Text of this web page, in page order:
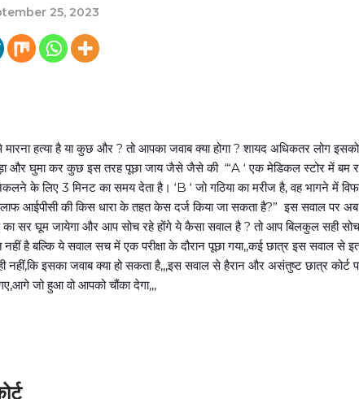
25, 2023
हत्या है या कुछ और ? तो आपका जवाब क्या होगा ? शायद अधिकतर लोग इसको
और घुमा कर कुछ इस तरह पूछा जाय जैसे जैसे की “‘A ‘ एक मेडिकल स्टोर में बम
के लिए 3 मिनट का समय देता है। ‘B ‘ जो गठिया का मरीज है, वह भागने में
आईपीसी की किस धारा के तहत केस दर्ज किया जा सकता है?” इस सवाल पर अब
का सर घूम जायेगा और आप सोच रहे होंगे ये कैसा सवाल है ? तो आप बिलकुल सही
नहीं है बल्कि ये सवाल सच में एक परीक्षा के दौरान पूछा गया,,कई छात्र इस सवाल से
इसका जवाब क्या हो सकता है,,,इस सवाल से हैरान और असंतुष्ट छात्र कोर्ट
जो हुआ वो आपको चौंका देगा,,,